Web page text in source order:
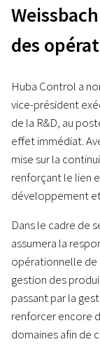
des
Huba Control a
vice-président
de la R&D, au
effet immédiat.
mise sur la
renforçant le lien
développement
Dans le cadre de
assumera la
opérationnelle de
gestion des
passant par la
renforcer encore
domaines afin de